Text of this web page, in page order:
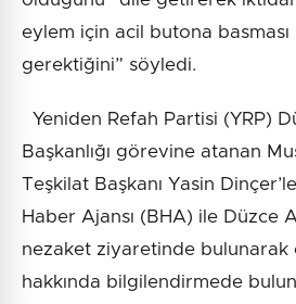
eylem için acil butona basması
gerektiğini” söyledi.
Yeniden Refah Partisi (YRP)
Başkanlığı görevine atanan
Teşkilat Başkanı Yasin
Haber Ajansı (BHA) ile Düzce
nezaket ziyaretinde bulunarak
hakkında bilgilendirmede